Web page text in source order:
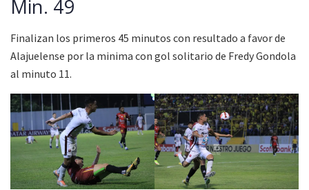
Min. 49
Finalizan los primeros 45 minutos con resultado a favor de
Alajuelense por la minima con gol solitario de Fredy Gondola
al minuto 11.